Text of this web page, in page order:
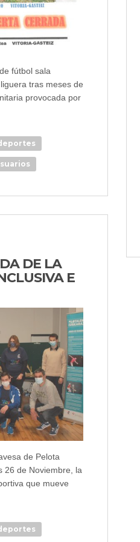
fútbol sala
tras meses de
provocada por
DE LA
E
de Pelota
26 de Noviembre, la
que mueve